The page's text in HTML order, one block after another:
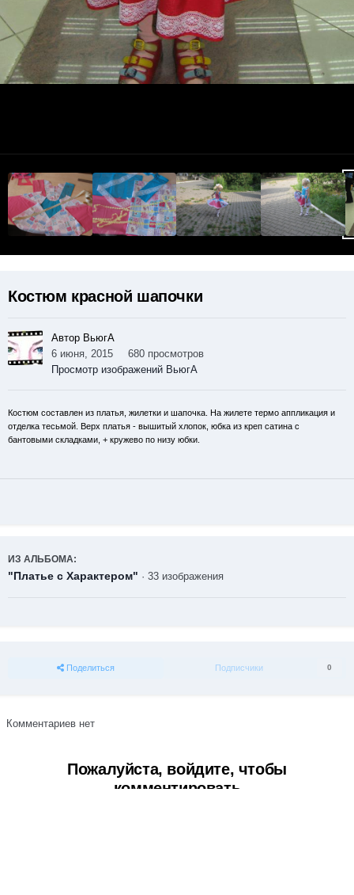
Костюм красной шапочки
Автор ВьюгА
6 июня, 2015
680 просмотров
Просмотр изображений ВьюгА
Костюм составлен из платья, жилетки и шапочка. На жилете термо аппликация и
отделка тесьмой. Верх платья - вышитый хлопок, юбка из креп сатина с
бантовыми складками, + кружево по низу юбки.
ИЗ АЛЬБОМА:
"Платье с Характером" · 33 изображения
Поделиться Подписчики 0
Комментариев нет
Пожалуйста, войдите, чтобы
комментировать